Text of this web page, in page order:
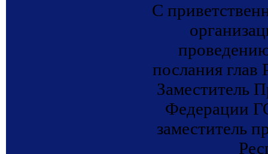
С
послания
Заместитель
Федерации
заместитель